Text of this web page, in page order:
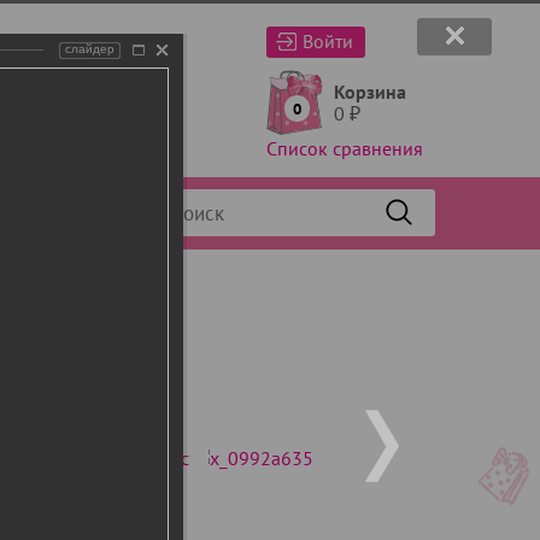
Войти
0
Корзина
0 ₽
Список сравнения
слайдер